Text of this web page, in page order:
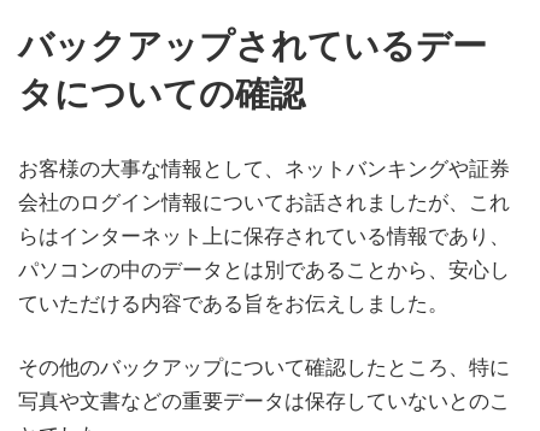
バックアップされているデー
タについての確認
お客様の大事な情報として、ネットバンキングや証券
会社のログイン情報についてお話されましたが、これ
らはインターネット上に保存されている情報であり、
パソコンの中のデータとは別であることから、安心し
ていただける内容である旨をお伝えしました。
その他のバックアップについて確認したところ、特に
写真や文書などの重要データは保存していないとのこ